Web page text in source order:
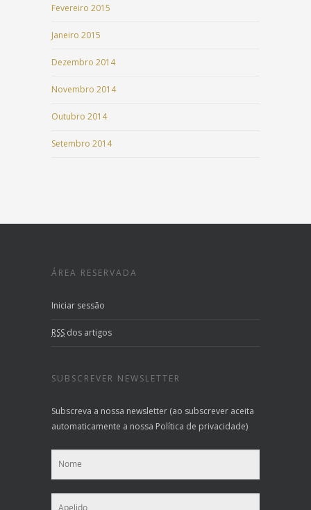
Fevereiro 2015
Janeiro 2015
Dezembro 2014
Novembro 2014
Outubro 2014
Setembro 2014
ÁREA RESERVADA
Iniciar sessão
RSS dos artigos
SUBSCREVER NEWSLETTER
Subscreva a nossa newsletter (ao subscrever aceita
automaticamente a nossa Política de privacidade)